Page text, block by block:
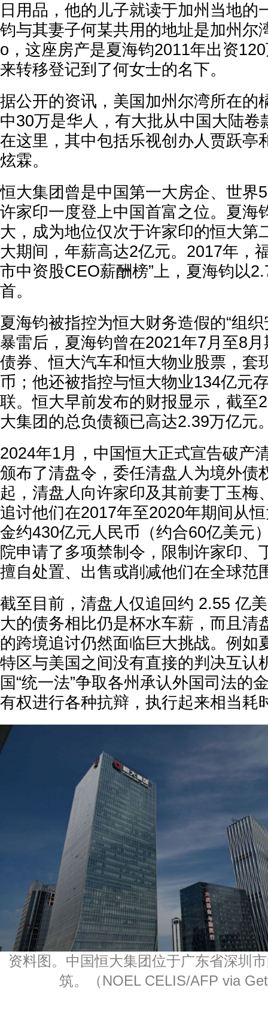
日用品，他的儿子就读于加州当地的
钧与其妻子何某共用的地址是加州尔
o，这座房产是夏海钧2011年出资
来转移登记到了何女士的名下。
据公开的资讯，美国加州尔湾所在的
中30万是华人，有大批从中国大陆卷
在这里，其中包括乐视创办人贾跃亭
炫霖。
恒大集团曾是中国第一大房企、世界
许家印一度登上中国首富之位。夏海
大，成为地位仅次于许家印的恒大第
大期间，年薪高达2亿元。2017年，
市中资股CEO薪酬榜”上，夏海钧以
首。
夏海钧被指控为恒大财务造假的“组
暴雷后，夏海钧曾在2021年7月至8
债券、恒大汽车和恒大物业股票，套
币；他还被指控与恒大物业134亿元
联。恒大早前发布的财报显示，截至
大集团的总负债额已高达2.39万亿元
2024年1月，中国恒大正式宣告破产
颁布了清盘令，委任清盘人为境外债
起，清盘人向许家印及其前妻丁玉梅
追讨他们在2017年至2020年期间从
金约430亿元人民币（约合60亿美元
院申请了多项禁制令，限制许家印、
擅自处置、出售或削减他们在全球范
截至目前，清盘人仅追回约 2.55 亿
大的债务相比仍是杯水车薪，而且清
的跨境追讨仍然面临巨大挑战。例如
特区与美国之间没有直接的判决互认
国“统一法”争取各州承认外国司法的
有权进行各种抗辩，执行起来相当耗
资料图。中国恒大集团位于广东省深圳
筑。（NOEL CELIS/AFP via